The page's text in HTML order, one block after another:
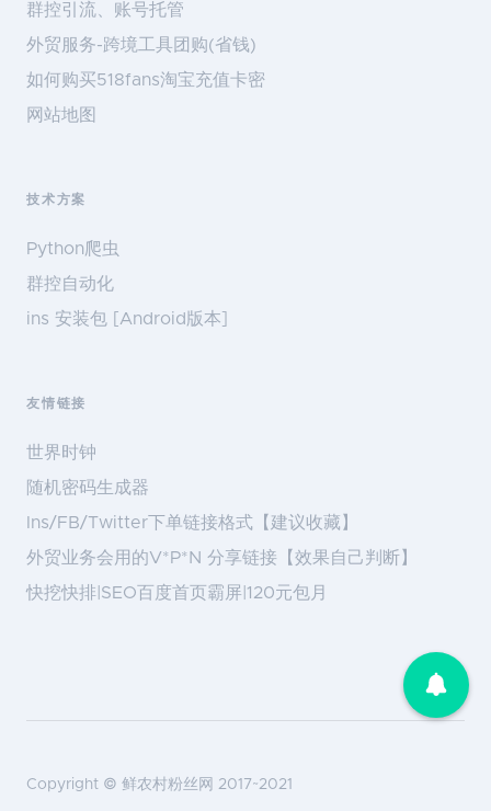
群控引流、账号托管
外贸服务-跨境工具团购(省钱)
如何购买518fans淘宝充值卡密
网站地图
技术方案
Python爬虫
群控自动化
ins 安装包 [Android版本]
友情链接
世界时钟
随机密码生成器
Ins/FB/Twitter下单链接格式【建议收藏】
外贸业务会用的V*P*N 分享链接【效果自己判断】
快挖快排|SEO百度首页霸屏|120元包月
Copyright © 鲜农村粉丝网 2017~2021